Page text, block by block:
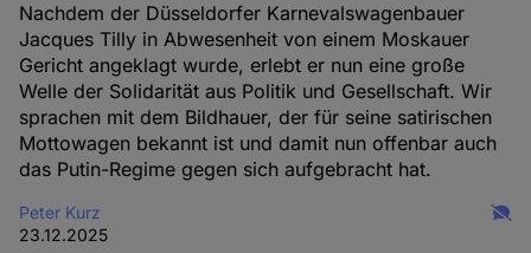
Nachdem der Düsseldorfer Karnevalswagenbauer
Jacques Tilly in Abwesenheit von einem Moskauer
Gericht angeklagt wurde, erlebt er nun eine große
Welle der Solidarität aus Politik und Gesellschaft. Wir
sprachen mit dem Bildhauer, der für seine satirischen
Mottowagen bekannt ist und damit nun offenbar auch
das Putin-Regime gegen sich aufgebracht hat.
Peter Kurz
23.12.2025